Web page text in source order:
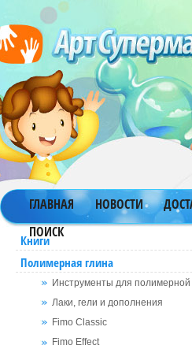
ГЛАВНАЯ НОВОСТИ
ПОИСК
Книги
Полимерная глина
Инструменты для полимерной
Лаки, гели и дополнения
Fimo Classic
Fimo Effect